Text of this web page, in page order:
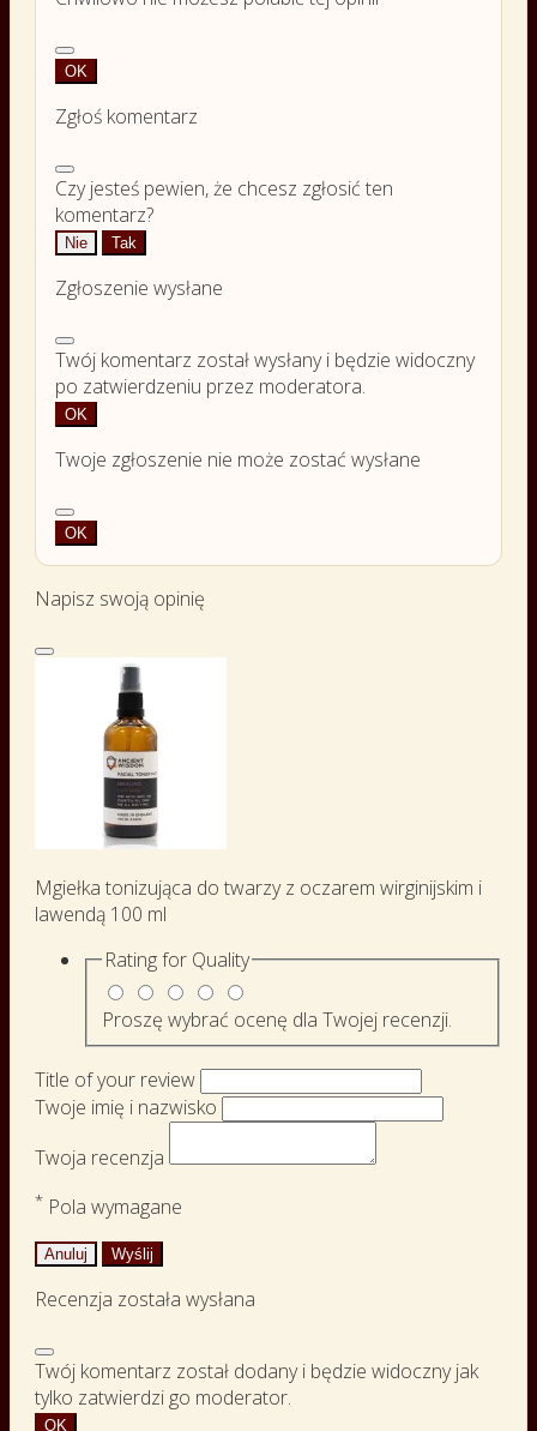
OK
Zgłoś komentarz
Czy jesteś pewien, że chcesz zgłosić ten
komentarz?
Nie Tak
Zgłoszenie wysłane
Twój komentarz został wysłany i będzie widoczny
po zatwierdzeniu przez moderatora.
OK
Twoje zgłoszenie nie może zostać wysłane
OK
Napisz swoją opinię
Mgiełka tonizująca do twarzy z oczarem wirginijskim i
lawendą 100 ml
Rating for Quality
Proszę wybrać ocenę dla Twojej recenzji.
Title of your review
Twoje imię i nazwisko
Twoja recenzja
* Pola wymagane
Anuluj Wyślij
Recenzja została wysłana
Twój komentarz został dodany i będzie widoczny jak
tylko zatwierdzi go moderator.
OK